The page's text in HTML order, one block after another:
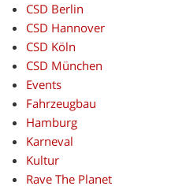
CSD Berlin
CSD Hannover
CSD Köln
CSD München
Events
Fahrzeugbau
Hamburg
Karneval
Kultur
Rave The Planet